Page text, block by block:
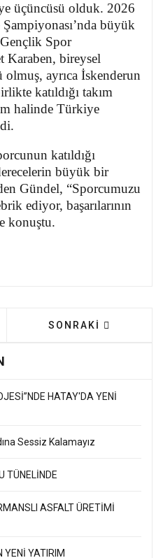
üçüncüsü olduk. 2026
büyük
Spor
Karaben, bireysel
ayrıca İskenderun
katıldığı takım
halinde Türkiye
katıldığı
büyük bir
Gündel, “Sporcumuzu
ediyor, başarılarının
konuştu.
ANTAKYA FUTBOL
SONRAKI MAKALE:
SONRAKI
HATAY'DA YENİ
Sessiz Kalamayız
TÜNELİNDE
ASFALT ÜRETİMİ
YENİ YATIRIM